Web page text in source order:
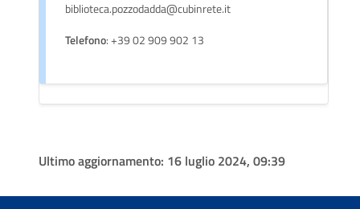
biblioteca.pozzodadda@cubinrete.it
Telefono: +39 02 909 902 13
Ultimo aggiornamento: 16 luglio 2024, 09:39